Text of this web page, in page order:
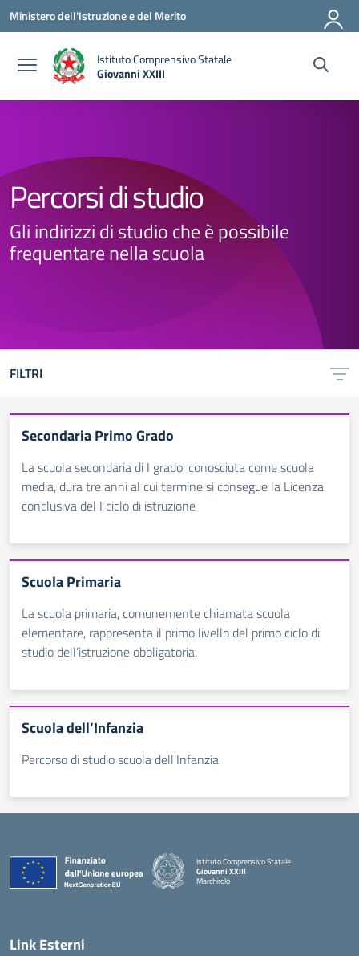
Vai ai contenuti
Vai al menu di navigazione
Vai al footer
Ministero dell'Istruzione e del Merito
Istituto Comprensivo Statale
Giovanni XXIII
Percorsi di studio
Gli indirizzi di studio che è possibile
frequentare nella scuola
FILTRI
Secondaria Primo Grado
La scuola secondaria di I grado, conosciuta come scuola
media, dura tre anni al cui termine si consegue la Licenza
conclusiva del I ciclo di istruzione
Scuola Primaria
La scuola primaria, comunemente chiamata scuola
elementare, rappresenta il primo livello del primo ciclo di
studio dell’istruzione obbligatoria.
Scuola dell’Infanzia
Percorso di studio scuola dell'Infanzia
Istituto Comprensivo Statale
Giovanni XXIII
Marchirolo
Link Esterni